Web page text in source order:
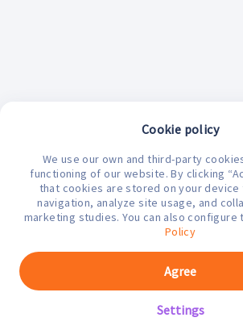
¿En qué
Cookie policy
We use our own and third-party
functioning of our website. By clicking
that cookies are stored on your
navigation, analyze site usage, and
marketing studies. You can also configure
Policy
Settings
Agree